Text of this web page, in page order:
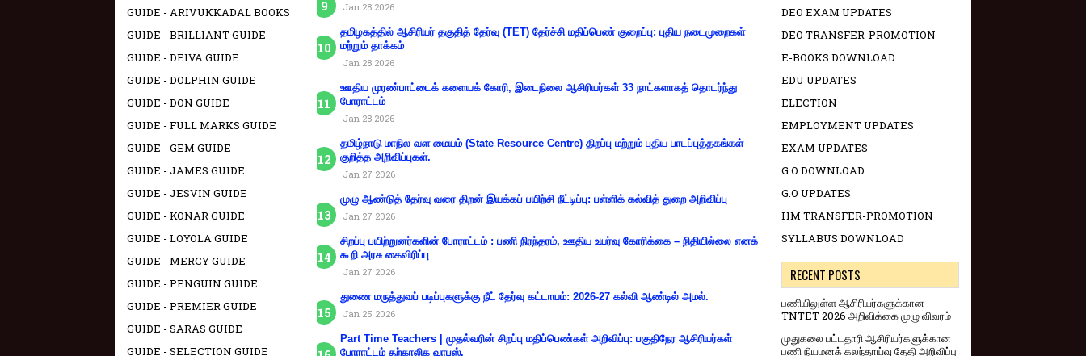
Jan 28 2026
தமிழகத்தில் ஆசிரியர் தகுதித் தேர்வு (TET) தேர்ச்சி மதிப்பெண் குறைப்பு: புதிய நடைமுறைகள்
மற்றும் தாக்கம்
Jan 28 2026
ஊதிய முரண்பாட்டைக் களையக் கோரி, இடைநிலை ஆசிரியர்கள் 33 நாட்களாகத் தொடர்ந்து
போராட்டம்
Jan 28 2026
தமிழ்நாடு மாநில வள மையம் (State Resource Centre) திறப்பு மற்றும் புதிய பாடப்புத்தகங்கள்
குறித்த அறிவிப்புகள்.
Jan 27 2026
முழு ஆண்டுத் தேர்வு வரை திறன் இயக்கப் பயிற்சி நீட்டிப்பு: பள்ளிக் கல்வித் துறை அறிவிப்பு
Jan 27 2026
சிறப்பு பயிற்றுனர்களின் போராட்டம் : பணி நிரந்தரம், ஊதிய உயர்வு கோரிக்கை – நிதியில்லை எனக்
கூறி அரசு கைவிரிப்பு
Jan 27 2026
துணை மருத்துவப் படிப்புகளுக்கு நீட் தேர்வு கட்டாயம்: 2026-27 கல்வி ஆண்டில் அமல்.
Jan 25 2026
Part Time Teachers | முதல்வரின் சிறப்பு மதிப்பெண்கள் அறிவிப்பு: பகுதிநேர ஆசிரியர்கள்
போராட்டம் தற்காலிக வாபஸ்.
GUIDE - ARIVUKKADAL BOOKS
GUIDE - BRILLIANT GUIDE
GUIDE - DEIVA GUIDE
GUIDE - DOLPHIN GUIDE
GUIDE - DON GUIDE
GUIDE - FULL MARKS GUIDE
GUIDE - GEM GUIDE
GUIDE - JAMES GUIDE
GUIDE - JESVIN GUIDE
GUIDE - KONAR GUIDE
GUIDE - LOYOLA GUIDE
GUIDE - MERCY GUIDE
GUIDE - PENGUIN GUIDE
GUIDE - PREMIER GUIDE
GUIDE - SARAS GUIDE
GUIDE - SELECTION GUIDE
DEO EXAM UPDATES
DEO TRANSFER-PROMOTION
E-BOOKS DOWNLOAD
EDU UPDATES
ELECTION
EMPLOYMENT UPDATES
EXAM UPDATES
G.O DOWNLOAD
G.O UPDATES
HM TRANSFER-PROMOTION
SYLLABUS DOWNLOAD
RECENT POSTS
பணியிலுள்ள ஆசிரியர்களுக்கான
TNTET 2026 அறிவிக்கை முழு விவரம்
முதுகலை பட்டதாரி ஆசிரியர்களுக்கான
பணி நியமனக் கலந்தாய்வு தேதி அறிவிப்பு